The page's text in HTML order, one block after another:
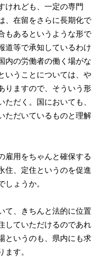
けれども、一定の専門
、在留をさらに長期化で
もあるというような形で
道等で承知しているわけ
内の労働者の働く場がな
いうことについては、や
りますので、そういう形
だく。国においても、
ただいているものと理解
雇用をちゃんと確保する
住、定住というのを促進
しょうか。
て、きちんと法的に位置
していただけるのであれ
というのも、県内にも求
ます。